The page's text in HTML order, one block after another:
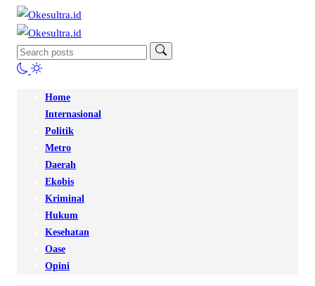
Home
Internasional
Politik
Metro
Daerah
Ekobis
Kriminal
Hukum
Kesehatan
Oase
Opini